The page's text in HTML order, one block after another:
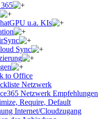
u.a. KIs
Sync
to Office
Netzwerk
Netzwerk Empfehlungen
Require, Default
Internet/Cloudzugang